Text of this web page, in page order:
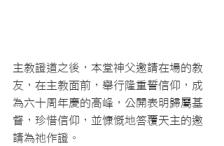
主教證道之後，本堂神父邀請在場的教
友，在主教面前，舉行隆重誓信仰，成
為六十周年慶的高峰，公開表明歸屬基
督，珍惜信仰，並慷慨地答覆天主的邀
請為祂作證。